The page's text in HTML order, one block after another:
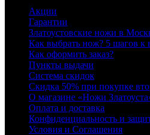
Акции
Гарантии
Златоустовские ножи в
Как выбрать нож? 5 шагов к
Как оформить заказ?
Пункты выдачи
Система скидок
Скидка 50% при покупке
О магазине «Ножи
Оплата и доставка
Конфиденциальность и
Условия и Соглашения